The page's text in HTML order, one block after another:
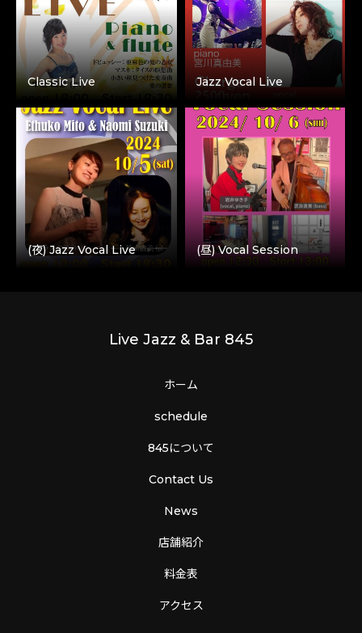
Classic Live Jazz Vocal Live
(夜) Jazz Vocal Live (昼) Vocal Session
Live Jazz & Bar 845
ホーム
schedule
845について
Contact Us
News
店舗紹介
料金表
アクセス